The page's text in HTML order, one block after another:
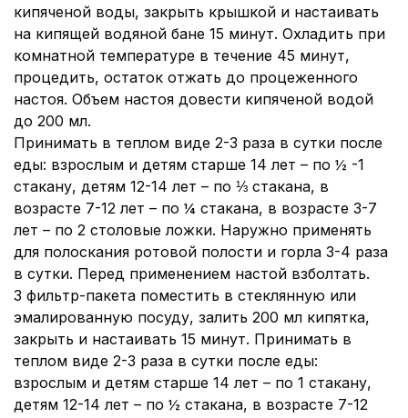
кипяченой воды, закрыть крышкой и настаивать
на кипящей водяной бане 15 минут. Охладить при
комнатной температуре в течение 45 минут,
процедить, остаток отжать до процеженного
настоя. Объем настоя довести кипяченой водой
до 200 мл.
Принимать в теплом виде 2-3 раза в сутки после
еды: взрослым и детям старше 14 лет – по ½ -1
стакану, детям 12-14 лет – по ⅓ стакана, в
возрасте 7-12 лет – по ¼ стакана, в возрасте 3-7
лет – по 2 столовые ложки. Наружно применять
для полоскания ротовой полости и горла 3-4 раза
в сутки. Перед применением настой взболтать.
3 фильтр-пакета поместить в стеклянную или
эмалированную посуду, залить 200 мл кипятка,
закрыть и настаивать 15 минут. Принимать в
теплом виде 2-3 раза в сутки после еды:
взрослым и детям старше 14 лет – по 1 стакану,
детям 12-14 лет – по ½ стакана, в возрасте 7-12